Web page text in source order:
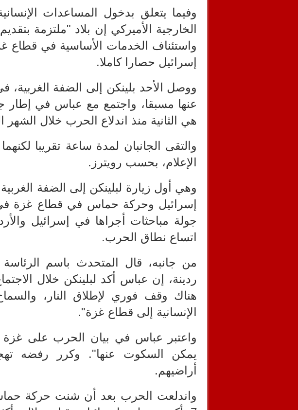
وفيما يتعلق بدخول المساعدات
الخارجية الأميركي إن بلاد "ملتزمة
واستئناف الخدمات الأساسية في قطاع
إسرائيل حصارا كاملا.
ووصل الأحد بلينكن إلى الضفة الغربية،
عنها مسبقا، واجتمع مع عباس في إطار
هي الثانية منذ اندلاع الحرب خلال الشهر
والتقى الجانبان لمدة ساعة تقريبا
الإعلام، بحسب رويترز.
وهي أول زيارة لبلينكن إلى الضفة
جولة مباحثات أجراها في إسرائيل
اتساع نطاق الحرب.
من جانبه، قال المتحدث باسم الرئاسة
ردينة، إن عباس أكد لبلينكن خلال
هناك وقف فوري لإطلاق النار،
الإنسانية إلى قطاع غزة".
واعتبر عباس في بيان الحرب على غزة
يمكن السكوت عنها". وكرر رفضه
أراضيهم.
واندلعت الحرب بعد أن شنت حركة